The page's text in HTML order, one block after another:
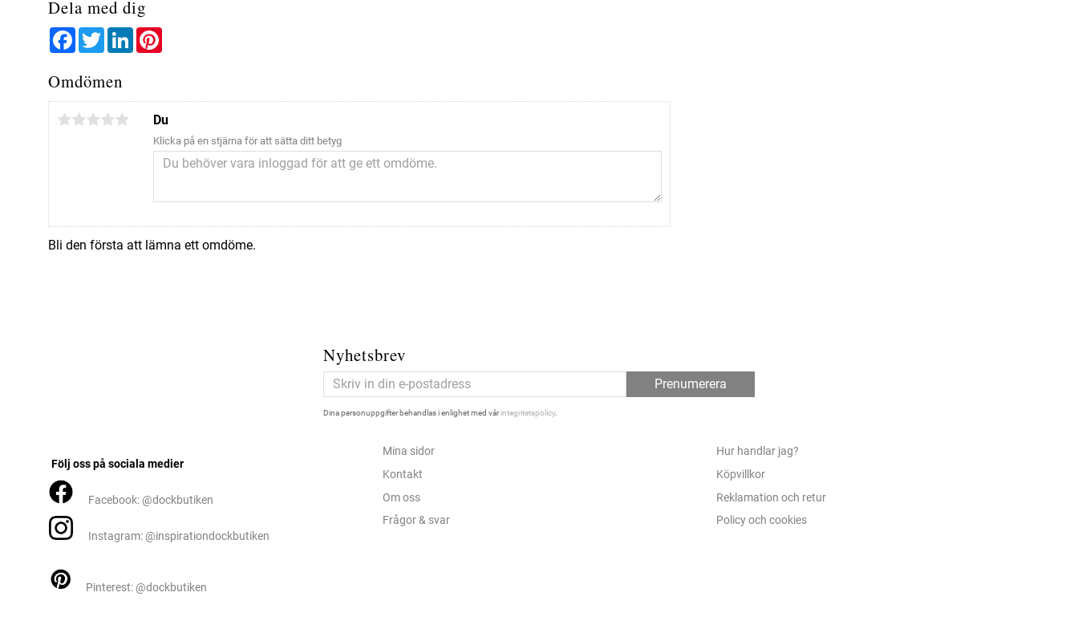
Dela med dig
FacebookTwitterLinkedIn
Omdömen
Du
Klicka på en stjärna för att sätta ditt betyg
Bli den första att lämna ett omdöme.
Nyhetsbrev
Prenumerera
Dina personuppgifter behandlas i enlighet med vårintegritetspolicy.
Följ oss på sociala medier
Facebook: @dockbutiken
Instagram: @inspirationdockbutiken
Pinterest: @dockbutiken
Mina sidor
Kontakt
Om oss
Frågor & svar
Hur handlar jag?
Köpvillkor
Reklamation och retur
Policy och cookies